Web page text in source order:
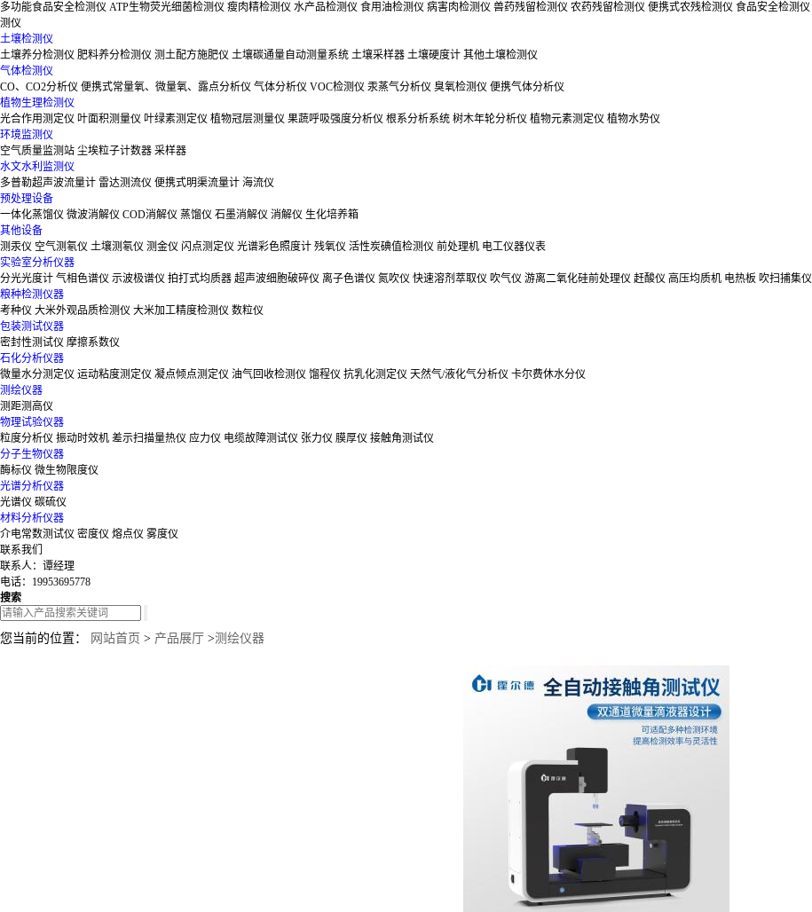
多功能食品安全检测仪 ATP生物荧光细菌检测仪 瘦肉精检测仪 水产品检测仪 食用油检测仪 病害肉检测仪 兽药残留检测仪 农药残留检测仪 便携式农残检测仪 食品安全检测仪
测仪
土壤检测仪
土壤养分检测仪 肥料养分检测仪 测土配方施肥仪 土壤碳通量自动测量系统 土壤采样器 土壤硬度计 其他土壤检测仪
气体检测仪
CO、CO2分析仪 便携式常量氧、微量氧、露点分析仪 气体分析仪 VOC检测仪 汞蒸气分析仪 臭氧检测仪 便携气体分析仪
植物生理检测仪
光合作用测定仪 叶面积测量仪 叶绿素测定仪 植物冠层测量仪 果蔬呼吸强度分析仪 根系分析系统 树木年轮分析仪 植物元素测定仪 植物水势仪
环境监测仪
空气质量监测站 尘埃粒子计数器 采样器
水文水利监测仪
多普勒超声波流量计 雷达测流仪 便携式明渠流量计 海流仪
预处理设备
一体化蒸馏仪 微波消解仪 COD消解仪 蒸馏仪 石墨消解仪 消解仪 生化培养箱
其他设备
测汞仪 空气测氡仪 土壤测氡仪 测金仪 闪点测定仪 光谱彩色照度计 残氧仪 活性炭碘值检测仪 前处理机 电工仪器仪表
实验室分析仪器
分光光度计 气相色谱仪 示波极谱仪 拍打式均质器 超声波细胞破碎仪 离子色谱仪 氮吹仪 快速溶剂萃取仪 吹气仪 游离二氧化硅前处理仪 赶酸仪 高压均质机 电热板 吹扫捕集仪
粮种检测仪器
考种仪 大米外观品质检测仪 大米加工精度检测仪 数粒仪
包装测试仪器
密封性测试仪 摩擦系数仪
石化分析仪器
微量水分测定仪 运动粘度测定仪 凝点倾点测定仪 油气回收检测仪 馏程仪 抗乳化测定仪 天然气/液化气分析仪 卡尔费休水分仪
测绘仪器
测距测高仪
物理试验仪器
粒度分析仪 振动时效机 差示扫描量热仪 应力仪 电缆故障测试仪 张力仪 膜厚仪 接触角测试仪
分子生物仪器
酶标仪 微生物限度仪
光谱分析仪器
光谱仪 碳硫仪
材料分析仪器
介电常数测试仪 密度仪 熔点仪 雾度仪
联系我们
联系人：谭经理
电话：19953695778
搜索
您当前的位置： 网站首页 > 产品展厅 >测绘仪器